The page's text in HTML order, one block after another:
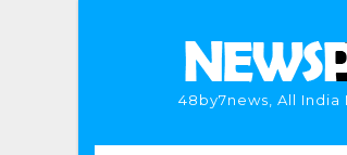
48by7news, All India